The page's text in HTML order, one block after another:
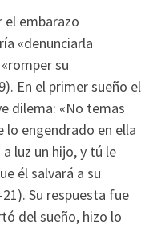
embarazo
«denunciarla
su
En el primer sueño el
dilema: «No temas
lo engendrado en ella
luz un hijo, y tú le
él salvará a su
Su respuesta fue
del sueño, hizo lo